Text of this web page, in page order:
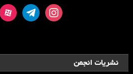
instagram
telegram
aparat
نشریات انجمن